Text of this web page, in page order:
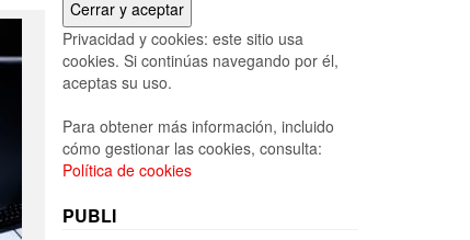
Privacidad y cookies: este sitio usa
cookies. Si continúas navegando por él,
aceptas su uso.
Para obtener más información, incluido
cómo gestionar las cookies, consulta:
Política de cookies
PUBLI